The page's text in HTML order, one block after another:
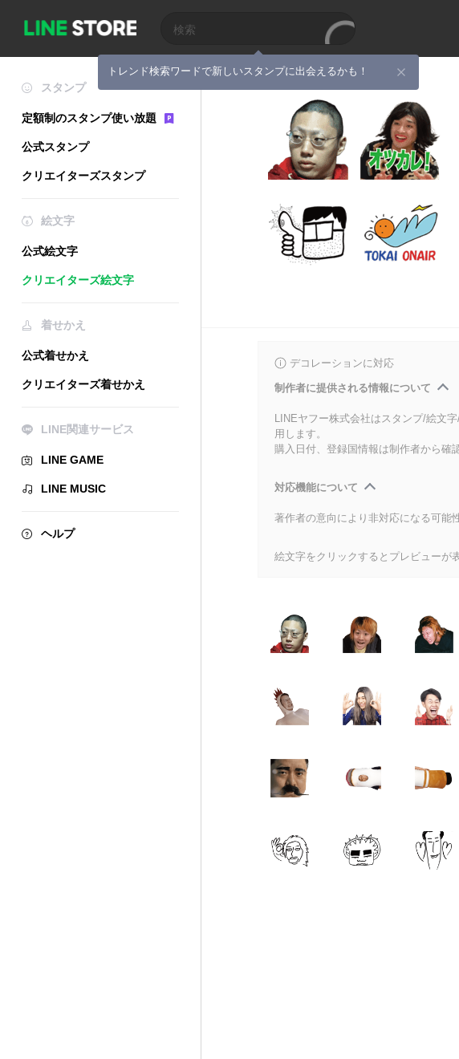
トレンド検索ワードで新しいスタンプに出会えるかも！
スタンプ
定額制のスタンプ使い放題
公式スタンプ
クリエイターズスタンプ
絵文字
公式絵文字
クリエイターズ絵文字
着せかえ
公式着せかえ
クリエイターズ着せかえ
LINE関連サービス
LINE GAME
LINE MUSIC
ヘルプ
デコレーションに対応
制作者に提供される情報について
LINEヤフー株式会社はスタンプ/絵文
用します。
購入日付、登録国情報は制作者から確
対応機能について
著作者の意向により非対応になる可能
絵文字をクリックするとプレビューが